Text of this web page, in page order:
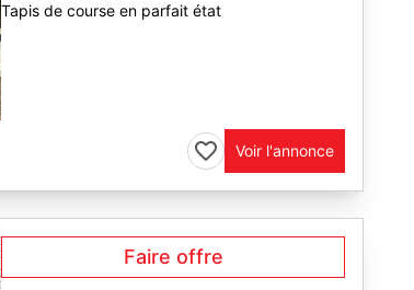
Tapis de course en parfait état
Voir l'annonce
Faire offre